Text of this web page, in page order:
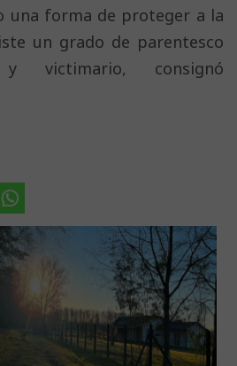
una forma de proteger a la
un grado de parentesco
victimario, consignó